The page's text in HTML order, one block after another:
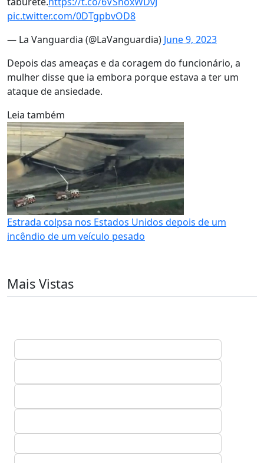
pic.twitter.com/0DTgpbvOD8
— La Vanguardia (@LaVanguardia) June 9, 2023
Depois das ameaças e da coragem do funcionário, a
mulher disse que ia embora porque estava a ter um
ataque de ansiedade.
Leia também
Estrada colpsa nos Estados Unidos depois de um
incêndio de um veículo pesado
Mais Vistas